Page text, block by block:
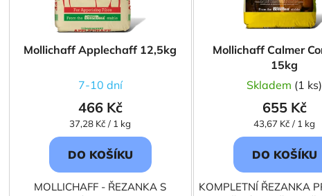
Mollichaff Applechaff 12,5kg
7-10 dní
466 Kč
Měrná
cena:
37,28 Kč / 1 kg
DO KOŠÍKU
MOLLICHAFF - ŘEZANKA S
Mollichaff Calmer
15kg
Skladem (1 ks)
655 Kč
Měrná
cena:
43,67 Kč / 1 kg
DO KOŠÍKU
KOMPLETNÍ ŘEZANKA